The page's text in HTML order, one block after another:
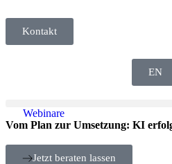
Kontakt
EN
Webinare
Vom Plan zur Umsetzung: KI
Jetzt beraten lassen